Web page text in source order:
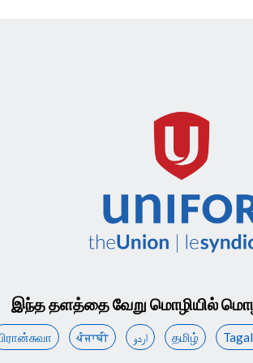
இந்த தளத்தை வேறு மொழியில்
ਪੰਜਾਬੀ اردو தமிழ்